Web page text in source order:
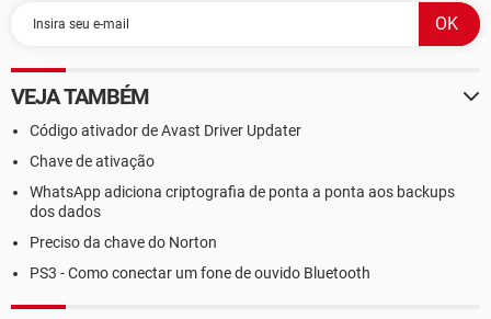
VEJA TAMBÉM
Código ativador de Avast Driver Updater
Chave de ativação
WhatsApp adiciona criptografia de ponta a ponta aos backups
dos dados
Preciso da chave do Norton
PS3 - Como conectar um fone de ouvido Bluetooth